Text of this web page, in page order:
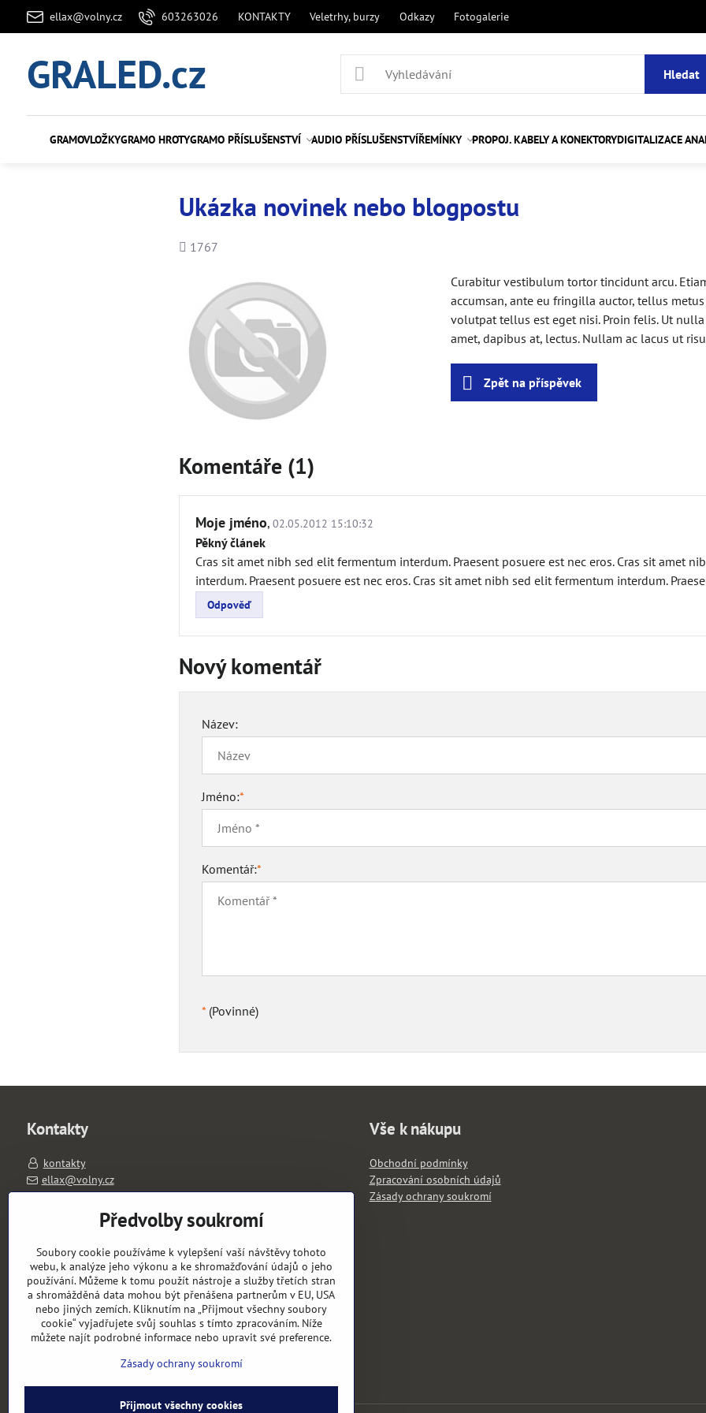
ellax@volny.cz 603263026 KONTAKTY Veletrhy, burzy Odkazy Fotogalerie
GRALED.cz Hledat
GRAMOVLOŽKYGRAMO HROTYGRAMO PŘÍSLUŠENSTVÍ AUDIO PŘÍSLUŠENSTVÍŘEMÍNKY PROPOJ. KABELY A KONEKTORYDIGITALIZACE
Ukázka novinek nebo blogpostu
Počet
1767
Curabitur vestibulum tortor tincidunt arcu.
accumsan, ante eu fringilla auctor, tellus
volutpat tellus est eget nisi. Proin felis. Ut
amet, dapibus at, lectus. Nullam ac lacus ut
Zpět na příspěvek
Komentáře (1)
Moje jméno, 02.05.2012 15:10:32
Pěkný článek
Cras sit amet nibh sed elit fermentum interdum. Praesent posuere est nec eros. Cras sit amet
interdum. Praesent posuere est nec eros. Cras sit amet nibh sed elit fermentum interdum.
Odpověď
Nový komentář
Název:
Jméno:*
Komentář:*
*(Povinné)
Kontakty
kontakty
ellax@volny.cz
603263026
PO-PÁ 11-18 hod.
výdejní místo: Slavíkova 1657/1, 120 00 Praha 2
Objednávky
Stav objednávky
Vše k nákupu
Obchodní podmínky
Zpracování osobních údajů
Zásady ochrany soukromí
Předvolby soukromí
Soubory cookie používáme k vylepšení vaší návštěvy tohoto
webu, k analýze jeho výkonu a ke shromažďování údajů o jeho
používání. Můžeme k tomu použít nástroje a služby třetích stran
a shromážděná data mohou být přenášena partnerům v EU, USA
nebo jiných zemích. Kliknutím na „Přijmout všechny soubory
cookie“ vyjadřujete svůj souhlas s tímto zpracováním. Níže
můžete najít podrobné informace nebo upravit své preference.
Zásady ochrany soukromí
Přijmout všechny cookies